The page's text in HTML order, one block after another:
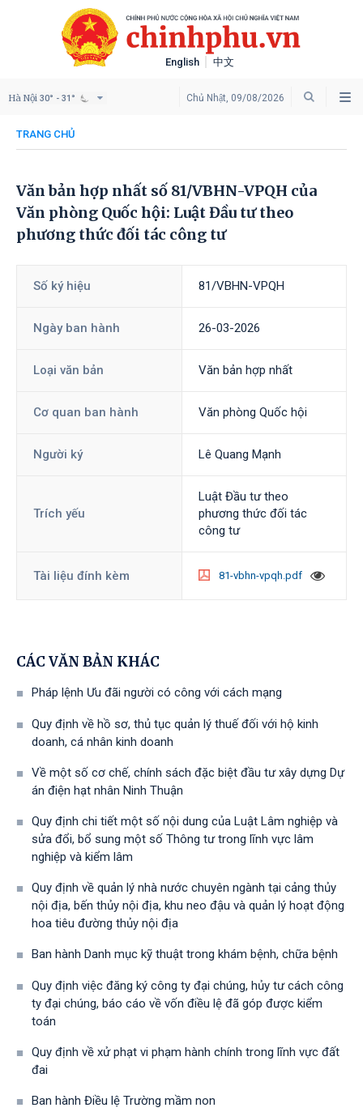
English 中文
Chủ Nhật, 09/08/2026
Hà Nội 30° - 31°
TRANG CHỦ
Văn bản hợp nhất số 81/VBHN-VPQH của
Văn phòng Quốc hội: Luật Đầu tư theo
phương thức đối tác công tư
Số ký hiệu 81/VBHN-VPQH
Ngày ban hành 26-03-2026
Loại văn bản Văn bản hợp nhất
Cơ quan ban hành Văn phòng Quốc hội
Người ký Lê Quang Mạnh
Trích yếu
Luật Đầu tư theo
phương thức đối tác
công tư
Tài liệu đính kèm 81-vbhn-vpqh.pdf
CÁC VĂN BẢN KHÁC
Pháp lệnh Ưu đãi người có công với cách mạng
Quy định về hồ sơ, thủ tục quản lý thuế đối với hộ kinh
doanh, cá nhân kinh doanh
Về một số cơ chế, chính sách đặc biệt đầu tư xây dựng Dự
án điện hạt nhân Ninh Thuận
Quy định chi tiết một số nội dung của Luật Lâm nghiệp và
sửa đổi, bổ sung một số Thông tư trong lĩnh vực lâm
nghiệp và kiểm lâm
Quy định về quản lý nhà nước chuyên ngành tại cảng thủy
nội địa, bến thủy nội địa, khu neo đậu và quản lý hoạt động
hoa tiêu đường thủy nội địa
Ban hành Danh mục kỹ thuật trong khám bệnh, chữa bệnh
Quy định việc đăng ký công ty đại chúng, hủy tư cách công
ty đại chúng, báo cáo về vốn điều lệ đã góp được kiểm
toán
Quy định về xử phạt vi phạm hành chính trong lĩnh vực đất
đai
Ban hành Điều lệ Trường mầm non